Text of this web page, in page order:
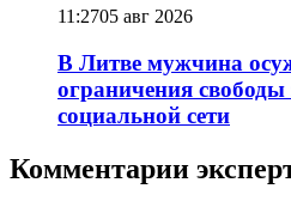
11:2705 авг 2026
В Литве мужчина
ограничения
социальной сети
Комментарии